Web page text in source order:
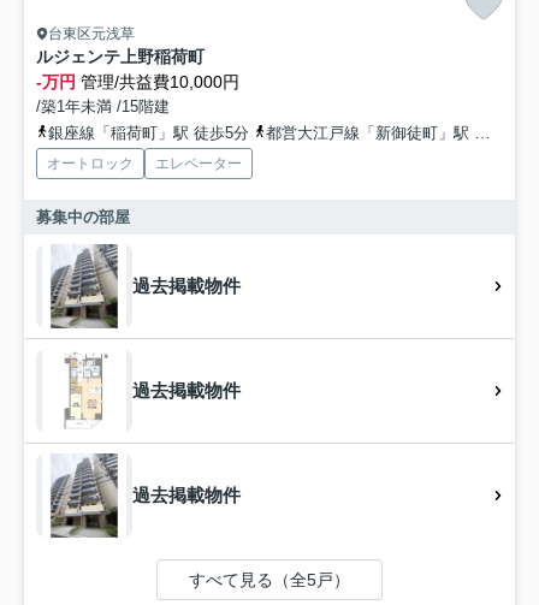
台東区元浅草
ルジェンテ上野稲荷町
-万円 管理/共益費10,000円
/築1年未満 /15階建
銀座線「稲荷町」駅 徒歩5分
都営大江戸線「新御徒町」駅 徒歩5分
オートロック エレベーター
募集中の部屋
過去掲載物件
過去掲載物件
過去掲載物件
すべて見る（全5戸）